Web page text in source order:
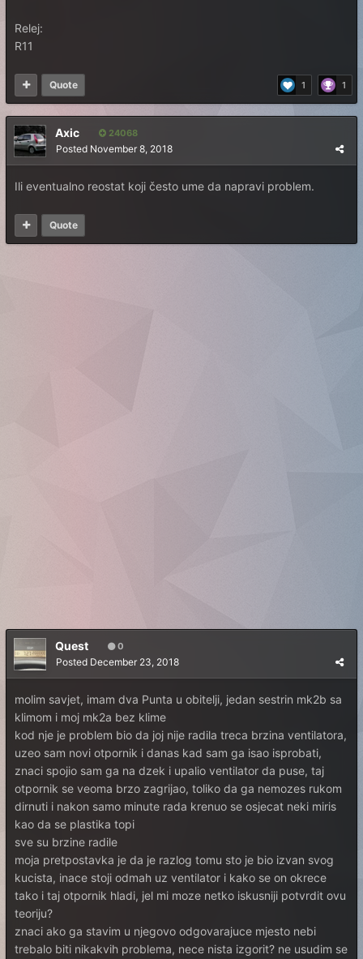
Relej:
R11
1 1
Quote
Axic 24068
Posted November 8, 2018
Ili eventualno reostat koji često ume da napravi problem.
Quote
Quest 0
Posted December 23, 2018
molim savjet, imam dva Punta u obitelji, jedan sestrin mk2b sa
klimom i moj mk2a bez klime
kod nje je problem bio da joj nije radila treca brzina ventilatora,
uzeo sam novi otpornik i danas kad sam ga isao isprobati,
znaci spojio sam ga na dzek i upalio ventilator da puse, taj
otpornik se veoma brzo zagrijao, toliko da ga nemozes rukom
dirnuti i nakon samo minute rada krenuo se osjecat neki miris
kao da se plastika topi
sve su brzine radile
moja pretpostavka je da je razlog tomu sto je bio izvan svog
kucista, inace stoji odmah uz ventilator i kako se on okrece
tako i taj otpornik hladi, jel mi moze netko iskusniji potvrdit ovu
teoriju?
znaci ako ga stavim u njegovo odgovarajuce mjesto nebi
trebalo biti nikakvih problema, nece nista izgorit? ne usudim se